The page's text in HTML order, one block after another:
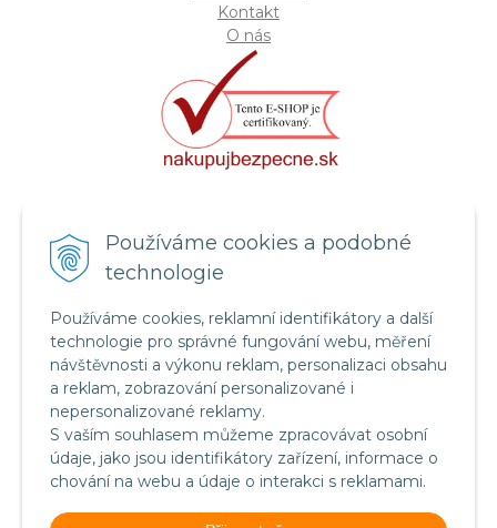
Používáme cookies a podobné
technologie
Používáme cookies, reklamní identifikátory a další
technologie pro správné fungování webu, měření
návštěvnosti a výkonu reklam, personalizaci obsahu
a reklam, zobrazování personalizované i
nepersonalizované reklamy.
S vaším souhlasem můžeme zpracovávat osobní
údaje, jako jsou identifikátory zařízení, informace o
chování na webu a údaje o interakci s reklamami.
Kontakt
O nás
Certifikát systému bezpečnosti
potravin FSSC 22000